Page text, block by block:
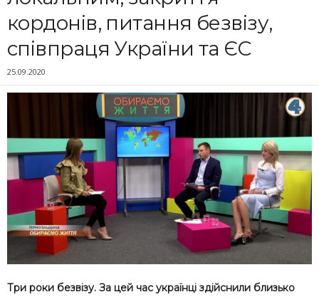
кордонів, питання безвізу,
співпраця України та ЄС
25.09.2020
Три роки безвізу. За цей час українці здійснили близько